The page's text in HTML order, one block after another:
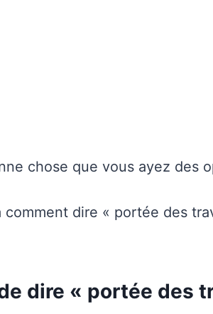
chose que vous ayez des
dire « portée des
dire « portée des